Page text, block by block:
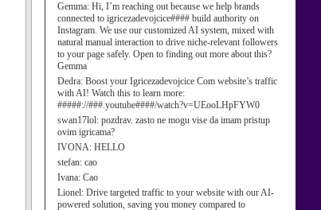
Gemma: Hi, I’m reaching out because we help brands
connected to igricezadevojcice#### build authority on
Instagram. We use our customized AI system, mixed with
natural manual interaction to drive niche-relevant followers
to your page safely. Open to finding out more about this?
Gemma
Dedra: Boost your Igricezadevojcice Com website’s traffic
with AI! Watch this to learn more:
#####://###.youtube####/watch?v=UEooLHpFYW0
swan17lol: pozdrav. zasto ne mogu vise da imam pristup
ovim igricama?
IVONA: HELLO
stefan: cao
Ivana: Cao
Lionel: Drive targeted traffic to your website with our AI-
powered solution, saving you money compared to